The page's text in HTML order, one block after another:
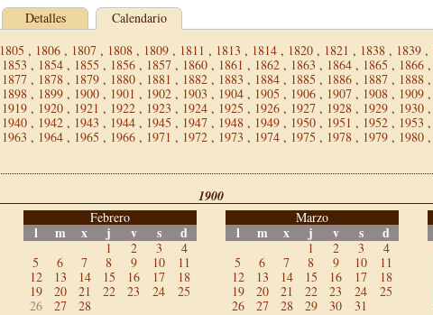
Detalles
Calendario
1805 , 1806 , 1807 , 1808 , 1809 , 1811 , 1813 , 1814 , 1820 , 1821 , 1838 , 1839 ,
1853 , 1854 , 1855 , 1856 , 1857 , 1860 , 1861 , 1862 , 1863 , 1864 , 1865 , 1866 ,
1877 , 1878 , 1879 , 1880 , 1881 , 1882 , 1883 , 1884 , 1885 , 1886 , 1887 , 1888 ,
1898 , 1899 , 1900 , 1901 , 1902 , 1903 , 1904 , 1905 , 1906 , 1907 , 1908 , 1909 ,
1919 , 1920 , 1921 , 1922 , 1923 , 1924 , 1925 , 1926 , 1927 , 1928 , 1929 , 1930 ,
1940 , 1942 , 1943 , 1944 , 1945 , 1947 , 1948 , 1949 , 1950 , 1951 , 1952 , 1953 ,
1963 , 1964 , 1965 , 1966 , 1971 , 1972 , 1973 , 1974 , 1975 , 1978 , 1979 , 1980 ,
1900
Febrero
l m x j v s d
1 2 3
4
5
6 7 8 9 10
11
12
13 14 15 16 17
18
19
20 21 22 23 24
25
26
27 28
Marzo
l m x j v s d
1 2 3
4
5
6 7 8 9 10
11
12
13 14 15 16 17
18
19
20 21 22 23 24
25
26
27 28 29 30 31